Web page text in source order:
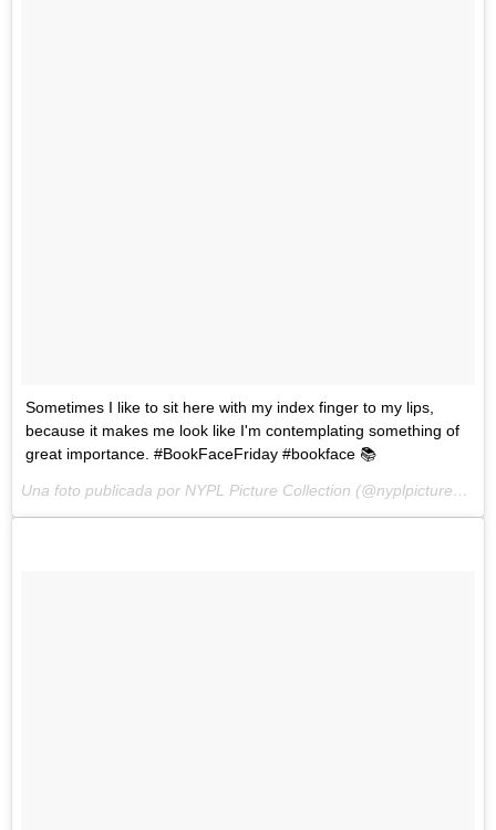
Sometimes I like to sit here with my index finger to my lips,
because it makes me look like I'm contemplating something of
great importance. #BookFaceFriday #bookface 📚
Una foto publicada por NYPL Picture Collection (@nyplpicturecollection) el